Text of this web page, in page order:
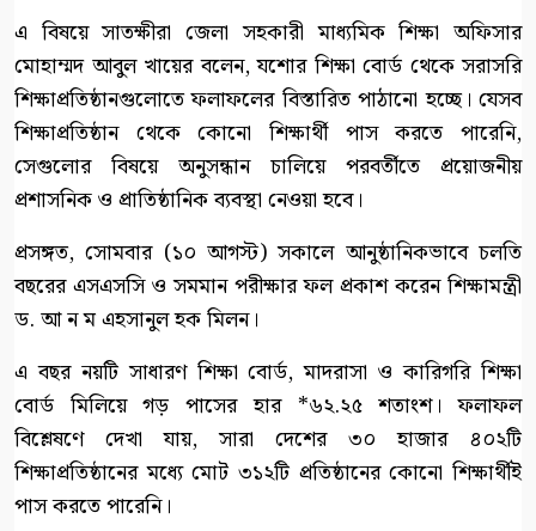
এ বিষয়ে সাতক্ষীরা জেলা সহকারী মাধ্যমিক শিক্ষা অফিসার
মোহাম্মদ আবুল খায়ের বলেন, যশোর শিক্ষা বোর্ড থেকে সরাসরি
শিক্ষাপ্রতিষ্ঠানগুলোতে ফলাফলের বিস্তারিত পাঠানো হচ্ছে। যেসব
শিক্ষাপ্রতিষ্ঠান থেকে কোনো শিক্ষার্থী পাস করতে পারেনি,
সেগুলোর বিষয়ে অনুসন্ধান চালিয়ে পরবর্তীতে প্রয়োজনীয়
প্রশাসনিক ও প্রাতিষ্ঠানিক ব্যবস্থা নেওয়া হবে।
প্রসঙ্গত, সোমবার (১০ আগস্ট) সকালে আনুষ্ঠানিকভাবে চলতি
বছরের এসএসসি ও সমমান পরীক্ষার ফল প্রকাশ করেন শিক্ষামন্ত্রী
ড. আ ন ম এহসানুল হক মিলন।
এ বছর নয়টি সাধারণ শিক্ষা বোর্ড, মাদরাসা ও কারিগরি শিক্ষা
বোর্ড মিলিয়ে গড় পাসের হার *৬২.২৫ শতাংশ। ফলাফল
বিশ্লেষণে দেখা যায়, সারা দেশের ৩০ হাজার ৪০২টি
শিক্ষাপ্রতিষ্ঠানের মধ্যে মোট ৩১২টি প্রতিষ্ঠানের কোনো শিক্ষার্থীই
পাস করতে পারেনি।